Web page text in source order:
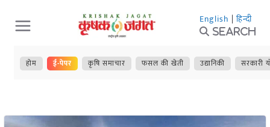
Skip
to
content
English | हिन्दी
Search
होम ई-पेपर कृषि समाचार फसल की खेती उद्यानिकी सरकारी